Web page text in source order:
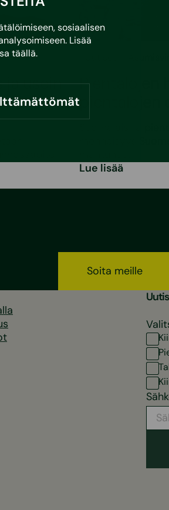
sosiaalisen
Lisää
täällä.
ja usein
Pientalojen
Suomalaisilla
menneisyys
Lue lisää
Soita meille